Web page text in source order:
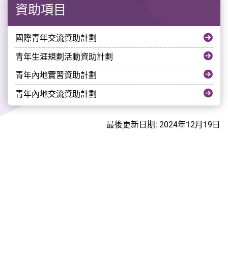
資助項目
國際青年交流資助計劃
青年生涯規劃活動資助計劃
青年內地實習資助計劃
青年內地交流資助計劃
最後更新日期: 2024年12月19日